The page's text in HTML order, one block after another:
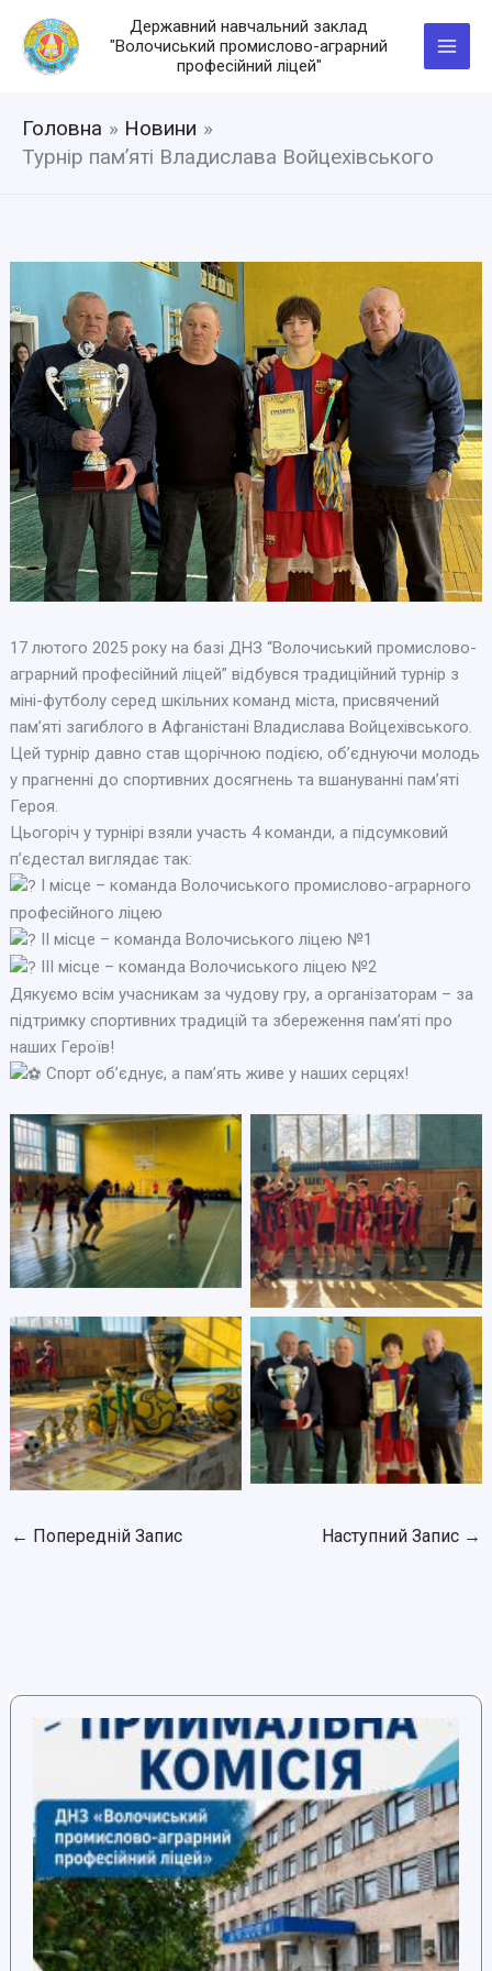
вмісту
Державний навчальний заклад
"Волочиський промислово-аграрний
професійний ліцей"
Головна
Новини
Турнір пам’яті Владислава Войцехівського
17 лютого 2025 року на базі ДНЗ “Волочиський промислово-
аграрний професійний ліцей” відбувся традиційний турнір з
міні-футболу серед шкільних команд міста, присвячений
пам’яті загиблого в Афганістані Владислава Войцехівського.
Цей турнір давно став щорічною подією, об’єднуючи молодь
у прагненні до спортивних досягнень та вшануванні пам’яті
Героя.
Цьогоріч у турнірі взяли участь 4 команди, а підсумковий
п’єдестал виглядає так:
І місце – команда Волочиського промислово-аграрного
професійного ліцею
ІІ місце – команда Волочиського ліцею №1
ІІІ місце – команда Волочиського ліцею №2
Дякуємо всім учасникам за чудову гру, а організаторам – за
підтримку спортивних традицій та збереження пам’яті про
наших Героїв!
Спорт об’єднує, а пам’ять живе у наших серцях!
Click to open Click to open
Click to open Click to open
← Попередній Запис Наступний Запис →